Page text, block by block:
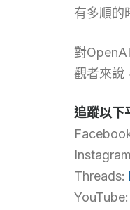
有多順的
對
觀者來說
追蹤以下
Threads:
YouTube: